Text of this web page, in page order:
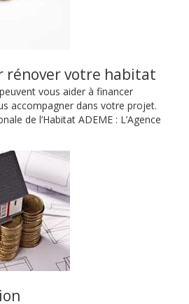
rénover votre habitat
vous aider à financer
accompagner dans votre projet.
de l’Habitat ADEME : L’Agence